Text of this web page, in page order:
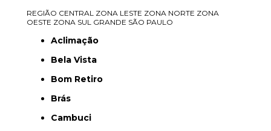
REGIÃO CENTRAL ZONA LESTE ZONA NORTE ZONA
OESTE ZONA SUL GRANDE SÃO PAULO
Aclimação
Bela Vista
Bom Retiro
Brás
Cambuci